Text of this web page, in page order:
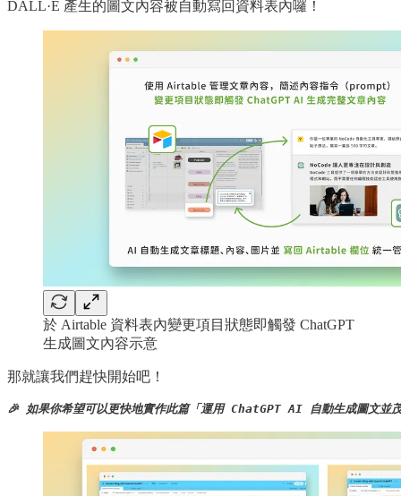
DALL·E 產生的圖文內容被自動寫回資料表內囉！
於 Airtable 資料表內變更項目狀態即觸發 ChatGPT
生成圖文內容示意
那就讓我們趕快開始吧！
🎉 如果你希望可以更快地實作此篇「運用 ChatGPT AI 自動生成圖文